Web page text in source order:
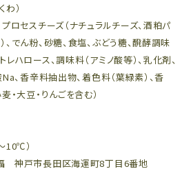
）
ロセスチーズ（ナチュラルチーズ、酒粕パ
でん粉、砂糖、食塩、ぶどう糖、醗酵調味
ハロース、調味料（アミノ酸等）、乳化剤、
、香辛料抽出物、着色料（葉緑素）、香
・大豆・りんごを含む）
10℃）
神戸市長田区海運町8丁目6番地